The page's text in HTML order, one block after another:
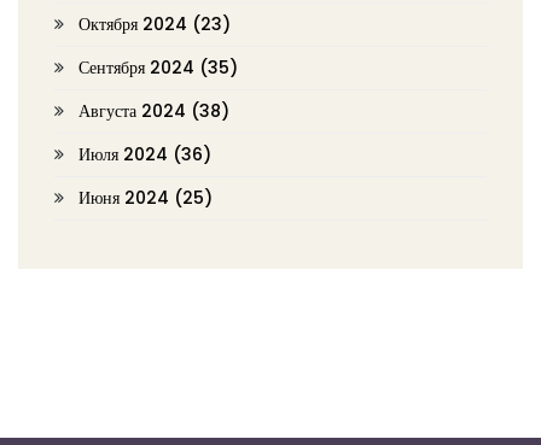
Октября 2024 (23)
Сентября 2024 (35)
Августа 2024 (38)
Июля 2024 (36)
Июня 2024 (25)